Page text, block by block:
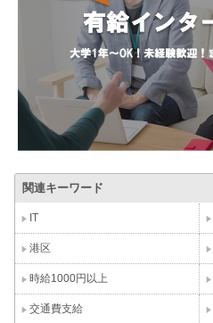
関連キーワード
IT
港区
時給1000円以上
交通費支給